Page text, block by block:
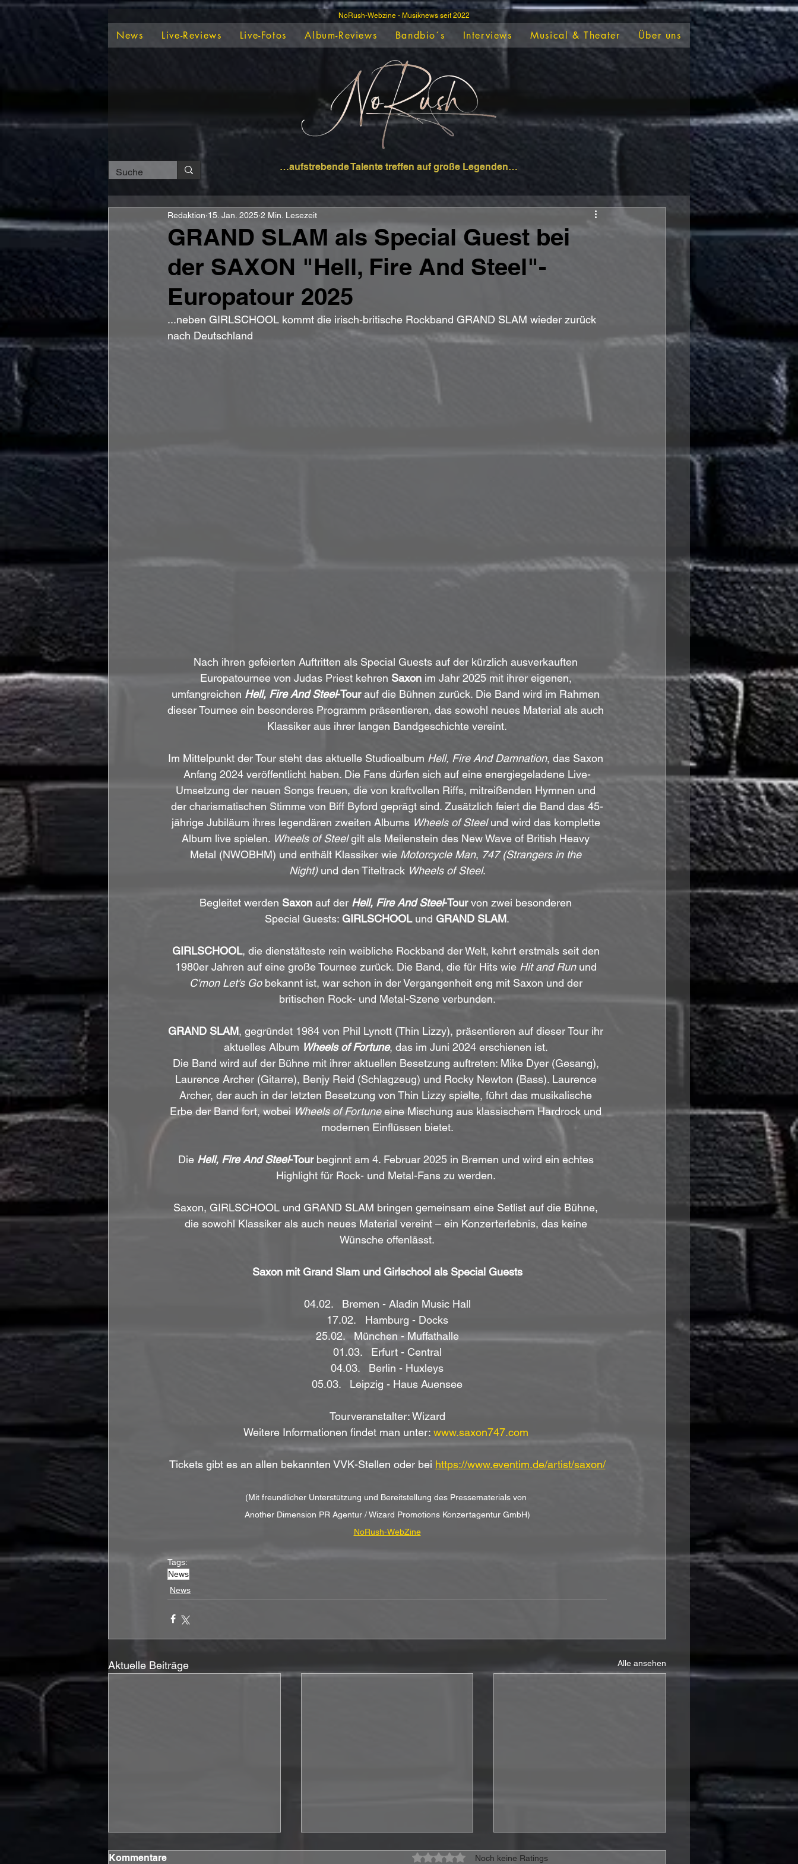
NoRush-Webzine - Musiknews seit 2022
News Live-Reviews Live-Fotos Album-Reviews Bandbio´s Interviews Musical & Theater Über uns
…aufstrebende Talente treffen auf große Legenden…
GRAND SLAM als Special Guest bei
der SAXON "Hell, Fire And Steel"-
Europatour 2025
Redaktion 15. Jan. 2025 2 Min. Lesezeit
...neben GIRLSCHOOL kommt die irisch-britische Rockband GRAND SLAM wieder zurück
nach Deutschland
Nach ihren gefeierten Auftritten als Special Guests auf der kürzlich ausverkauften
Europatournee von Judas Priest kehren Saxon im Jahr 2025 mit ihrer eigenen,
umfangreichen Hell, Fire And Steel-Tour auf die Bühnen zurück. Die Band wird im Rahmen
dieser Tournee ein besonderes Programm präsentieren, das sowohl neues Material als auch
Klassiker aus ihrer langen Bandgeschichte vereint.
Im Mittelpunkt der Tour steht das aktuelle Studioalbum Hell, Fire And Damnation, das Saxon
Anfang 2024 veröffentlicht haben. Die Fans dürfen sich auf eine energiegeladene Live-
Umsetzung der neuen Songs freuen, die von kraftvollen Riffs, mitreißenden Hymnen und
der charismatischen Stimme von Biff Byford geprägt sind. Zusätzlich feiert die Band das 45-
jährige Jubiläum ihres legendären zweiten Albums Wheels of Steel und wird das komplette
Album live spielen. Wheels of Steel gilt als Meilenstein des New Wave of British Heavy
Metal (NWOBHM) und enthält Klassiker wie Motorcycle Man, 747 (Strangers in the
Night) und den Titeltrack Wheels of Steel.
Begleitet werden Saxon auf der Hell, Fire And Steel-Tour von zwei besonderen
Special Guests: GIRLSCHOOL und GRAND SLAM.
GIRLSCHOOL, die dienstälteste rein weibliche Rockband der Welt, kehrt erstmals seit den
1980er Jahren auf eine große Tournee zurück. Die Band, die für Hits wie Hit and Run und
C'mon Let's Go bekannt ist, war schon in der Vergangenheit eng mit Saxon und der
britischen Rock- und Metal-Szene verbunden.
GRAND SLAM, gegründet 1984 von Phil Lynott (Thin Lizzy), präsentieren auf dieser Tour ihr
aktuelles Album Wheels of Fortune, das im Juni 2024 erschienen ist.
Die Band wird auf der Bühne mit ihrer aktuellen Besetzung auftreten: Mike Dyer (Gesang),
Laurence Archer (Gitarre), Benjy Reid (Schlagzeug) und Rocky Newton (Bass). Laurence
Archer, der auch in der letzten Besetzung von Thin Lizzy spielte, führt das musikalische
Erbe der Band fort, wobei Wheels of Fortune eine Mischung aus klassischem Hardrock und
modernen Einflüssen bietet.
Die Hell, Fire And Steel-Tour beginnt am 4. Februar 2025 in Bremen und wird ein echtes
Highlight für Rock- und Metal-Fans zu werden.
Saxon, GIRLSCHOOL und GRAND SLAM bringen gemeinsam eine Setlist auf die Bühne,
die sowohl Klassiker als auch neues Material vereint – ein Konzerterlebnis, das keine
Wünsche offenlässt.
Saxon mit Grand Slam und Girlschool als Special Guests
04.02.   Bremen - Aladin Music Hall
17.02.   Hamburg - Docks
25.02.   München - Muffathalle
01.03.   Erfurt - Central
04.03.   Berlin - Huxleys
05.03.   Leipzig - Haus Auensee
Tourveranstalter: Wizard
Weitere Informationen findet man unter: www.saxon747.com
Tickets gibt es an allen bekannten VVK-Stellen oder bei https://www.eventim.de/artist/saxon/
(Mit freundlicher Unterstützung und Bereitstellung des Pressematerials von
Another Dimension PR Agentur / Wizard Promotions Konzertagentur GmbH)
NoRush-WebZine
Tags:
News
News
Aktuelle Beiträge Alle ansehen
Kommentare Mit 0 von 5 Sternen bewertet.
Noch keine Ratings